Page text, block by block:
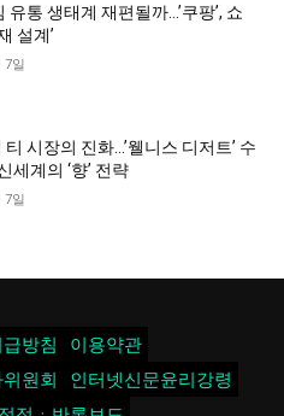
유통 생태계 재편될까…’쿠팡’, 쇼
설계’
7일
티 시장의 진화…’웰니스 디저트’ 수
세계의 ‘향’ 전략
7일
방침
이용약관
원회
인터넷신문윤리강령